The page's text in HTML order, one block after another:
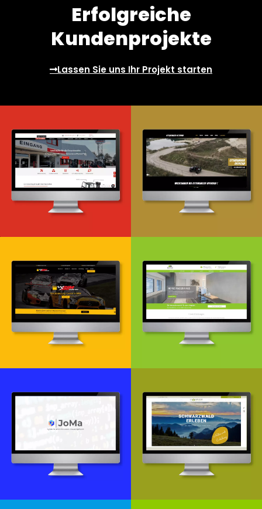
Erfolgreiche
Kundenprojekte
Lassen Sie uns Ihr Projekt starten
Webdesign & -entwicklung
Webdesign & -entwicklung Webdesign- & Entwicklung
Webdesign & -entwicklung Webentwicklung